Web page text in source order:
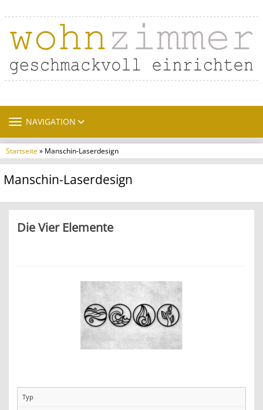
TOGGLE NAVIGATION
NAVIGATION
Startseite» Manschin-Laserdesign
Manschin-Laserdesign
Die Vier Elemente
Typ